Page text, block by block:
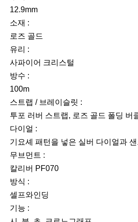
12.9mm
소재 :
로즈 골드
유리 :
사파이어 크리스털
방수 :
100m
스트랩 / 브레이슬릿 :
투포 러버 스트랩, 로즈 골드 폴딩 버
다이얼 :
기요셰 패턴을 넣은 실버 다이얼과
무브먼트 :
칼리버 PF070
방식 :
셀프와인딩
기능 :